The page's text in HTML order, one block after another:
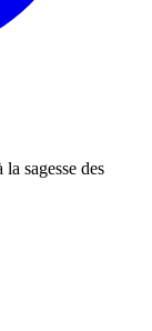
sagesse des